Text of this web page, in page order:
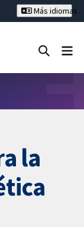
Más idiomas
la